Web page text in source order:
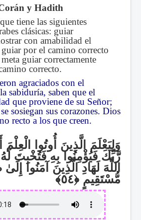
y Hadith
tiene las siguientes
clásicas: guiar
con amabilidad el
por el camino correcto
guiar correctamente
correcto.
agraciados con el
sabiduría, saben que el
que proviene de su Señor;
sosiegan sus corazones. Dios
recto a los que creen.
وَلِيَعْلَمَ الَّذِينَ أُوتُوا
رَّبِّكَ فَيُؤْمِنُوا بِهِ فَتُخْبِتَ
اللَّهَ لَهَادِ الَّذِينَ آمَنُوا
مُّسْتَقِيمٍ